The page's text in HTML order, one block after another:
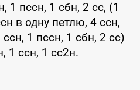
1 пссн, 1 сбн, 2 сс, (1
в одну петлю, 4 ссн,
1 пссн, 1 сбн, 2 сс)
1 ссн, 1 сс2н.